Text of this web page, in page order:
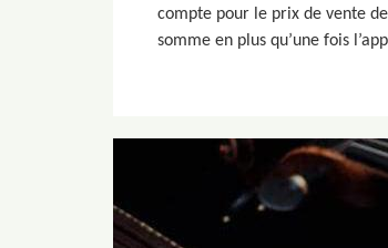
compte pour le prix de vente
somme en plus qu’une fois